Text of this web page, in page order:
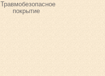
Травмобезопасное
покрытие